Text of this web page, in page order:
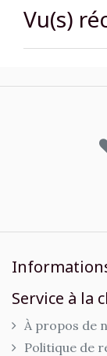
Vu(s)
Service à la
À propos de
Politique de